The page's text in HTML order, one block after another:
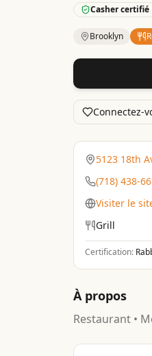
Casher certifié
Brooklyn
Kosher
Connectez-
5123 18th
(718) 438-
Visiter le
Grill
Certification:
À propos
Restaurant •